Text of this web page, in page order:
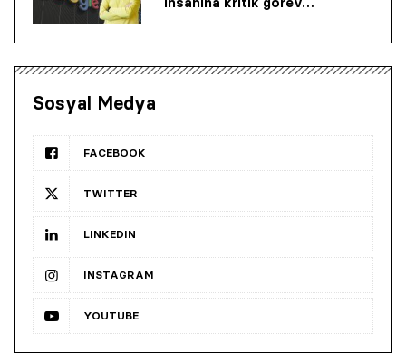
Sosyal Medya
FACEBOOK
TWITTER
LINKEDIN
INSTAGRAM
YOUTUBE